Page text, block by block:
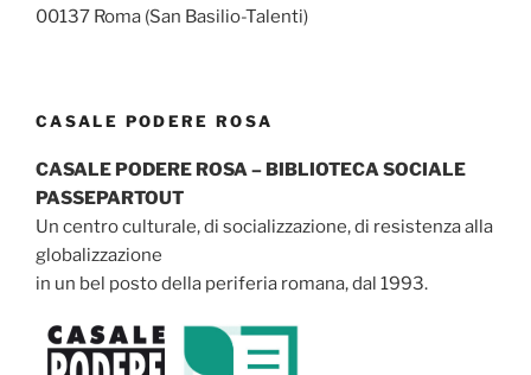
00137 Roma (San Basilio-Talenti)
CASALE PODERE ROSA
CASALE PODERE ROSA – BIBLIOTECA SOCIALE
PASSEPARTOUT
Un centro culturale, di socializzazione, di resistenza alla
globalizzazione
in un bel posto della periferia romana, dal 1993.